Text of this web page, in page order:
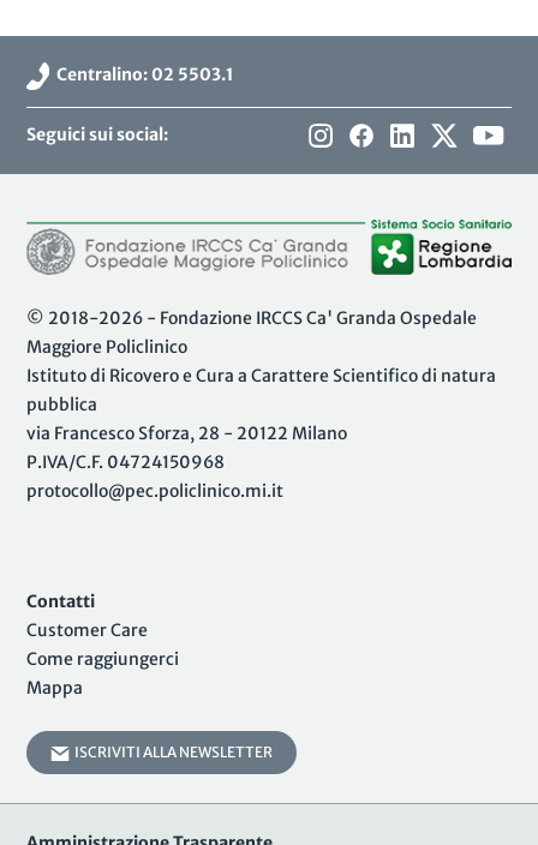
Centralino: 02 5503.1
Seguici sui social:
© 2018-2026 - Fondazione IRCCS Ca' Granda Ospedale
Maggiore Policlinico
Istituto di Ricovero e Cura a Carattere Scientifico di natura
pubblica
via Francesco Sforza, 28 - 20122 Milano
P.IVA/C.F. 04724150968
protocollo@pec.policlinico.mi.it
Contatti
Customer Care
Come raggiungerci
Mappa
ISCRIVITI ALLA NEWSLETTER